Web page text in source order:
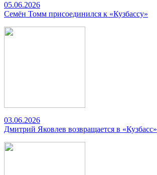
05.06.2026
Семён Томм присоединился к «Кузбассу»
03.06.2026
Дмитрий Яковлев возвращается в «Кузбасс»